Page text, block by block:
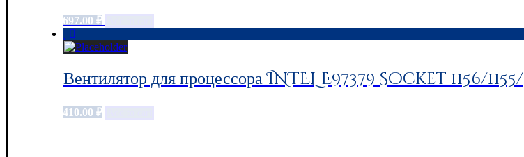
697.00 ₽
Вентилятор для процессора INTEL E97379 Socket 1156/1155/
410.00 ₽